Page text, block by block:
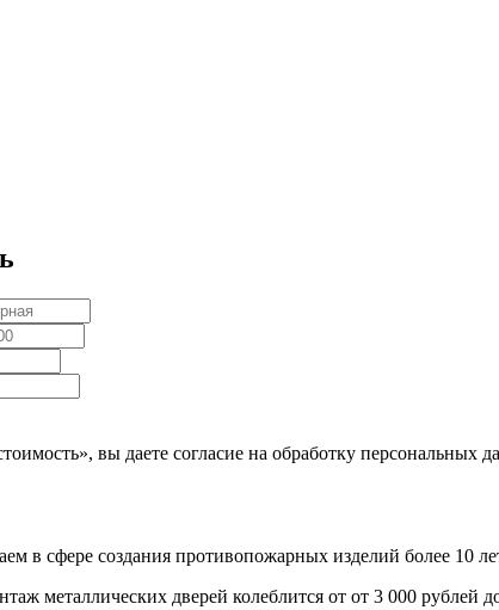
, вы даете согласие на обработку персональных
в сфере создания противопожарных изделий более 10
металлических дверей колеблится от от 3 000 рублей